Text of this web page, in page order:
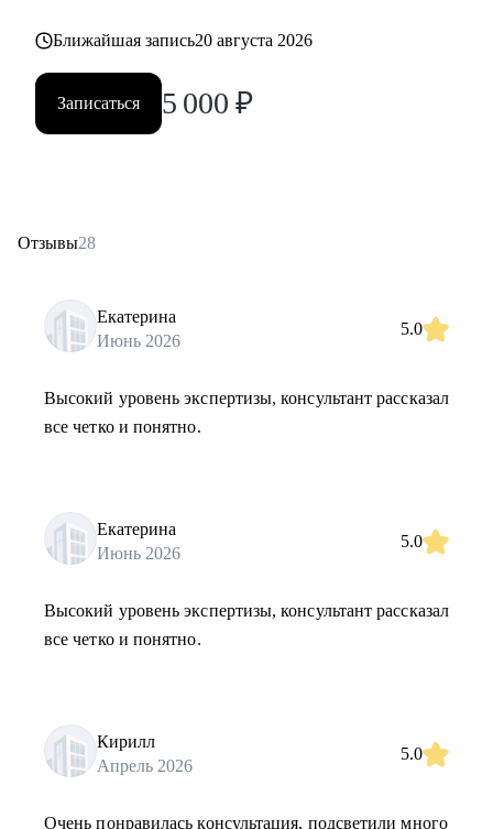
Ближайшая запись20 августа 2026
Записаться 5 000 ₽
Отзывы28
Екатерина
Июнь 2026
5.0
Высокий уровень экспертизы, консультант рассказал
все четко и понятно.
Екатерина
Июнь 2026
5.0
Высокий уровень экспертизы, консультант рассказал
все четко и понятно.
Кирилл
Апрель 2026
5.0
Очень понравилась консультация, подсветили много